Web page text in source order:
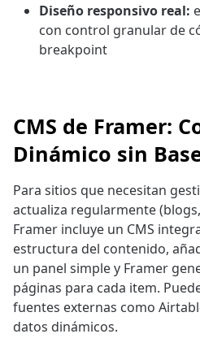
Diseño responsivo real:
con control granular de
breakpoint
CMS de Framer:
Dinámico sin
Para sitios que necesitan
actualiza regularmente
Framer incluye un CMS
estructura del contenido,
un panel simple y Framer
páginas para cada item.
fuentes externas como
datos dinámicos.